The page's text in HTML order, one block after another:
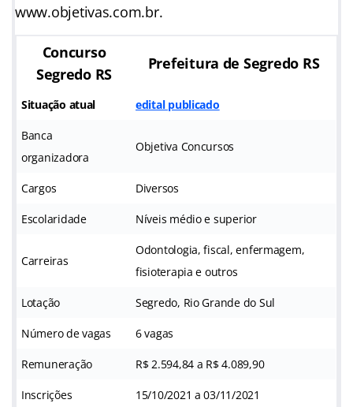
www.objetivas.com.br.
Concurso
Segredo RS
Prefeitura de Segredo RS
Situação atual edital publicado
Banca
organizadora
Objetiva Concursos
Cargos Diversos
Escolaridade Níveis médio e superior
Carreiras
Odontologia, fiscal, enfermagem,
fisioterapia e outros
Lotação Segredo, Rio Grande do Sul
Número de vagas 6 vagas
Remuneração R$ 2.594,84 a R$ 4.089,90
Inscrições 15/10/2021 a 03/11/2021